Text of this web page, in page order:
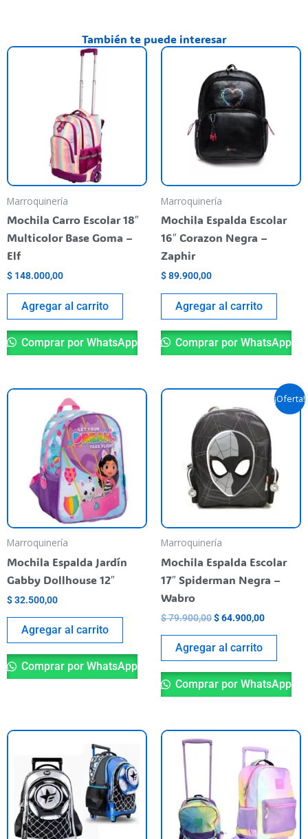
También te puede interesar
Marroquinería
Mochila Carro Escolar 18″
Multicolor Base Goma –
Elf
$ 148.000,00
Agregar al carrito
Comprar por WhatsApp
Marroquinería
Mochila Espalda Escolar
16″ Corazon Negra –
Zaphir
$89.900,00
Agregar al carrito
Comprar por WhatsApp
Marroquinería
Mochila Espalda Jardín
Gabby Dollhouse 12″
$32.500,00
Agregar al carrito
Comprar por WhatsApp
¡Oferta!
Marroquinería
Mochila Espalda Escolar
17″ Spiderman Negra –
Wabro
$79.900,00
El
precio
original
era:
$ 79.900,00.
$64.900,00
El
precio
actual
es:
$
Agregar al carrito
Comprar por WhatsApp
Este
producto
variantes.